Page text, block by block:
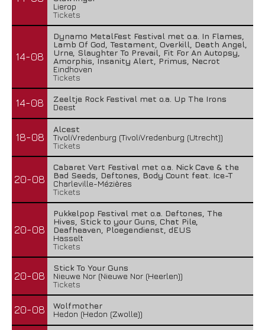
Lierop
Tickets
14-08
Dynamo MetalFest Festival met o.a. In Flames,
Lamb Of God, Testament, Overkill, Death Angel,
Urne, Slaughter To Prevail, Fit For An Autopsy,
Amorphis, Insanity Alert, Primus, Necrot
Eindhoven
Tickets
14-08
Zeeltje Rock Festival met o.a. Up The Irons
Deest
18-08
Alcest
TivoliVredenburg (TivoliVredenburg (Utrecht))
Tickets
20-08
Cabaret Vert Festival met o.a. Nick Cave & the
Bad Seeds, Deftones, Body Count feat. Ice-T
Charleville-Mézières
Tickets
20-08
Pukkelpop Festival met o.a. Deftones, The
Hives, Stick to your Guns, Chat Pile,
Deafheaven, Ploegendienst, dEUS
Hasselt
Tickets
20-08
Stick To Your Guns
Nieuwe Nor (Nieuwe Nor (Heerlen))
Tickets
20-08
Wolfmother
Hedon (Hedon (Zwolle))